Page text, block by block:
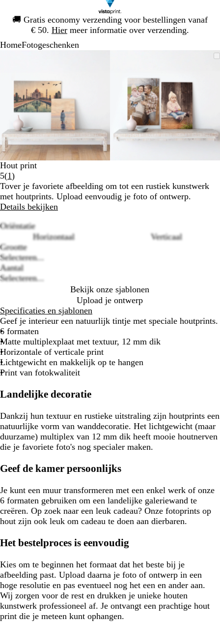
🚚 Gratis economy verzending voor bestellingen vanaf
€ 50. Hier meer informatie over verzending.
1
HomeFotogeschenken
te
vouwen
mintoetsen
om
zoomen
en
pijltjestoetsen
om
te
te
vouwen
mintoetsen
om
te
zoomen
en
pijltjestoetsen
Hout print
5(1Lees
1
klantbeoordelingen
)
Tover je favoriete afbeelding om tot een rustiek kunstwerk
met houtprints. Upload eenvoudig je foto of ontwerp.
Details bekijken
Oriëntatie
Horizontaal
Verticaal
Grootte
Selecteren...
Aantal
Selecteren...
Bekijk onze sjablonen
Upload je ontwerp
Specificaties en sjablonen
Geef je interieur een natuurlijk tintje met speciale houtprints.
6 formaten
Matte multiplexplaat met textuur, 12 mm dik
Horizontale of verticale print
Lichtgewicht en makkelijk op te hangen
Print van fotokwaliteit
Landelijke decoratie
Dankzij hun textuur en rustieke uitstraling zijn houtprints een
natuurlijke vorm van wanddecoratie. Het lichtgewicht (maar
duurzame) multiplex van 12 mm dik heeft mooie houtnerven
die je favoriete foto's nog specialer maken.
Geef de kamer persoonlijks
Je kunt een muur transformeren met een enkel werk of onze
6 formaten gebruiken om een landelijke galeriewand te
creëren. Op zoek naar een leuk cadeau? Onze fotoprints op
hout zijn ook leuk om cadeau te doen aan dierbaren.
Het bestelproces is eenvoudig
Kies om te beginnen het formaat dat het beste bij je
afbeelding past. Upload daarna je foto of ontwerp in een
hoge resolutie en pas eventueel nog het een en ander aan.
Wij zorgen voor de rest en drukken je unieke houten
kunstwerk professioneel af. Je ontvangt een prachtige hout
print die je meteen kunt ophangen.